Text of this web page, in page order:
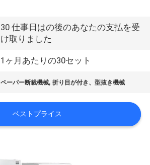
30 仕事日はの後のあなたの支払を受
け取りました
1ヶ月あたりの30セット
ペーパー断裁機械,折り目が付き、型抜き機械
ベストプライス